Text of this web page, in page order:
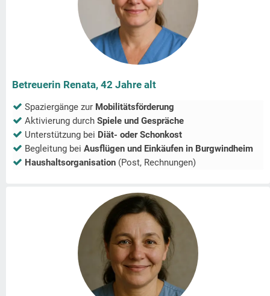
Betreuerin Renata, 42 Jahre alt
Spaziergänge zur Mobilitätsförderung
Aktivierung durch Spiele und Gespräche
Unterstützung bei Diät- oder Schonkost
Begleitung bei Ausflügen und Einkäufen in Burgwindheim
Haushaltsorganisation (Post, Rechnungen)